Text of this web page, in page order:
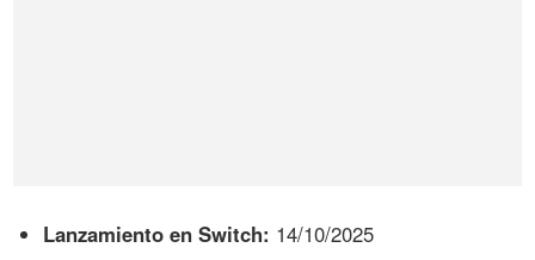
Lanzamiento en Switch: 14/10/2025